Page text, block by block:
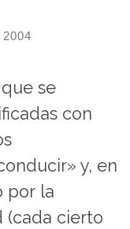
se
con
y, en
por la
(cada cierto